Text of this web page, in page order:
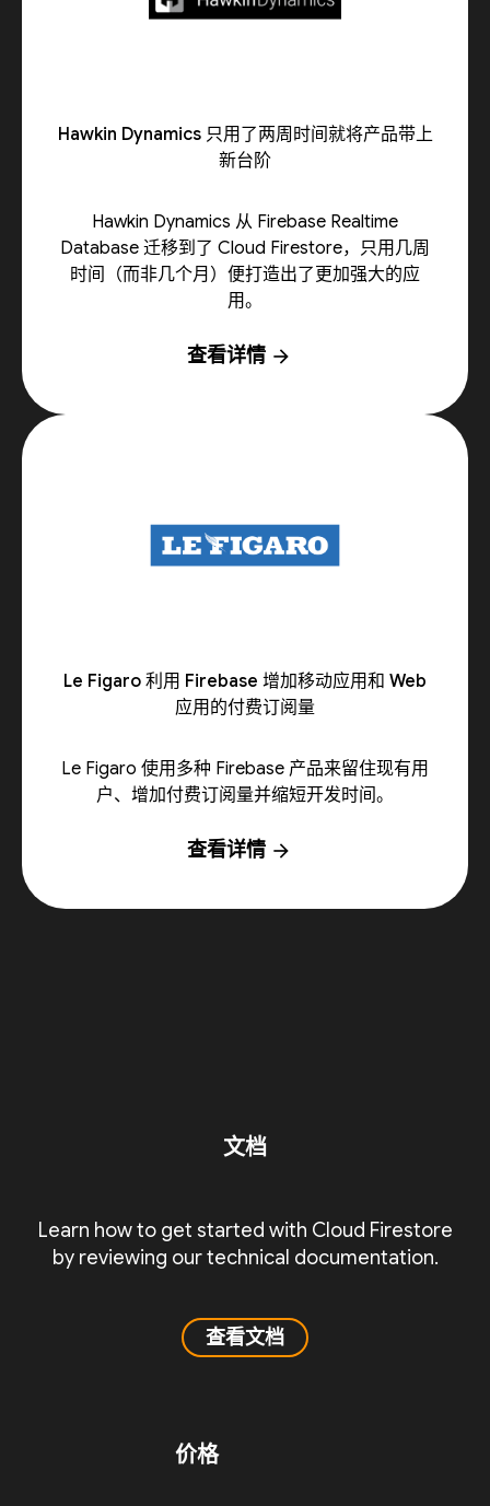
Hawkin Dynamics 只用了两周时间就将产品带上
新台阶
Hawkin Dynamics 从 Firebase Realtime
Database 迁移到了 Cloud Firestore，只用几周
时间（而非几个月）便打造出了更加强大的应
用。
查看详情 arrow_forward
Le Figaro 利用 Firebase 增加移动应用和 Web
应用的付费订阅量
Le Figaro 使用多种 Firebase 产品来留住现有用
户、增加付费订阅量并缩短开发时间。
查看详情 arrow_forward
文档
Learn how to get started with Cloud Firestore
by reviewing our technical documentation.
查看文档
价格